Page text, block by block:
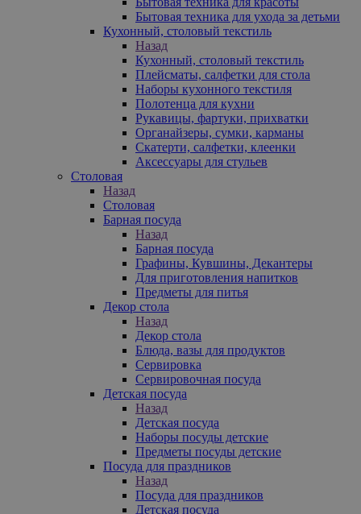
Бытовая техника для ухода за детьми
Кухонный, столовый текстиль
Назад
Кухонный, столовый текстиль
Плейсматы, салфетки для стола
Наборы кухонного текстиля
Полотенца для кухни
Рукавицы, фартуки, прихватки
Органайзеры, сумки, карманы
Скатерти, салфетки, клеенки
Аксессуары для стульев
Столовая
Назад
Столовая
Барная посуда
Назад
Барная посуда
Графины, Кувшины, Декантеры
Для приготовления напитков
Предметы для питья
Декор стола
Назад
Декор стола
Блюда, вазы для продуктов
Сервировка
Сервировочная посуда
Детская посуда
Назад
Детская посуда
Наборы посуды детские
Предметы посуды детские
Посуда для праздников
Назад
Посуда для праздников
Детская посуда